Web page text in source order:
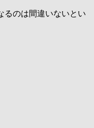
るのは間違いないとい